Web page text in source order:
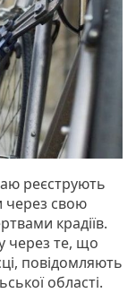
реєструють
через свою
крадіїв.
через те, що
повідомляють
області.